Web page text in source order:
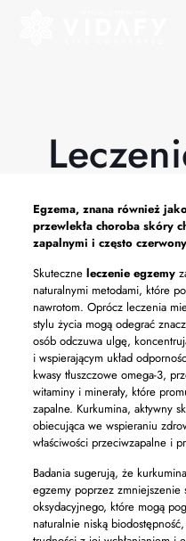
Egzema, znana również
przewlekła choroba skóry
zapalnymi i często
Skuteczne leczenie egzemy
naturalnymi metodami, które
nawrotom. Oprócz leczenia
stylu życia mogą odegrać
osób odczuwa ulgę,
i wspierającym układ
kwasy tłuszczowe omega-3,
witaminy i minerały, które
zapalne. Kurkumina, aktywny
obiecująca we wspieraniu
właściwości przeciwzapalne i
Badania sugerują, że
egzemy poprzez zmniejszenie
oksydacyjnego, które mogą
naturalnie niską